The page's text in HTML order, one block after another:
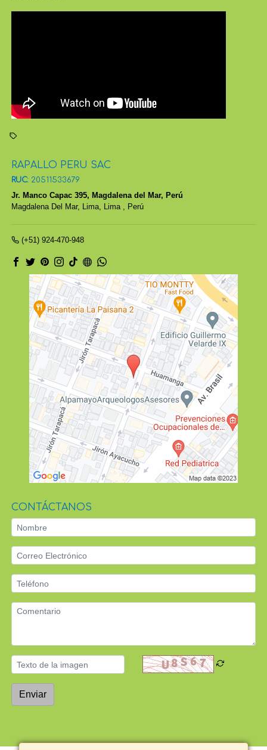
RAPALLO PERU SAC
RUC: 20511533679
Jr. Manco Capac 395, Magdalena del Mar, Perú
Magdalena Del Mar, Lima, Lima , Perú
(+51) 924-470-948
CONTÁCTANOS
Enviar